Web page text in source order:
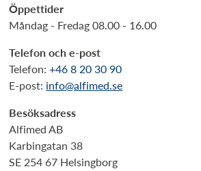
Öppettider
Måndag - Fredag 08.00 - 16.00
Telefon och e-post
Telefon:+46 8 20 30 90
E-post: info@alfimed.se
Besöksadress
Alfimed AB
Karbingatan 38
SE 254 67 Helsingborg